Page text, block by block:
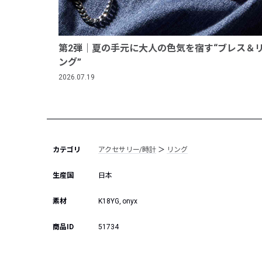
第2弾｜夏の手元に大人の色気を宿す“ブレス＆
ング”
2026.07.19
カテゴリ アクセサリー/時計 ＞ リング
生産国 日本
素材 K18YG, onyx
商品ID 51734